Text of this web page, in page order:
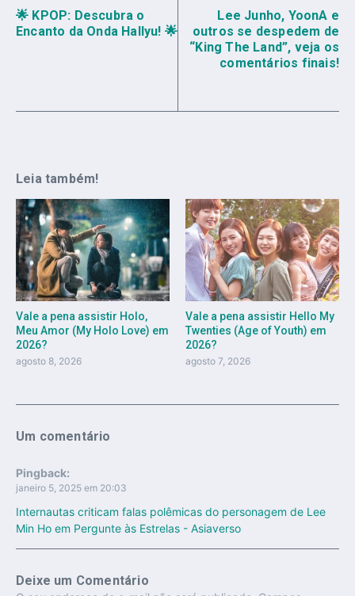
🌟 KPOP: Descubra o
Encanto da Onda Hallyu! 🌟
Lee Junho, YoonA e
outros se despedem de
“King The Land”, veja os
comentários finais!
Leia também!
Vale a pena assistir Holo,
Meu Amor (My Holo Love) em
2026?
agosto 8, 2026
Vale a pena assistir Hello My
Twenties (Age of Youth) em
2026?
agosto 7, 2026
Um comentário
Pingback:
janeiro 5, 2025 em 20:03
Internautas criticam falas polêmicas do personagem de Lee
Min Ho em Pergunte às Estrelas - Asiaverso
Deixe um Comentário